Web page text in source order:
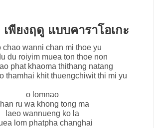
เพียงฤดู แบบคาราโอเกะ
chao wanni chan mi thoe yu
du roiyim muea ton thoe non
phat khaoma thithang natang
thamhai khit thuengchiwit thi mi yu
o lomnao
ru wa khong tong ma
laeo wannueng ko la
lom phatpha changhai